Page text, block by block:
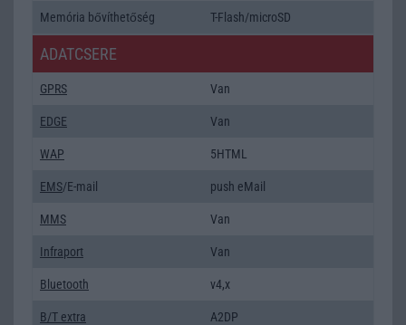
Memória bővíthetőség T-Flash/microSD
ADATCSERE
GPRS Van
EDGE Van
WAP 5HTML
EMS/E-mail push eMail
MMS Van
Infraport Van
Bluetooth v4,x
B/T extra A2DP